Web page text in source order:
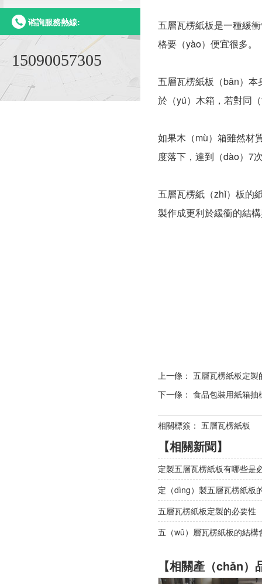
谘詢服務熱線:
15090057305
五層瓦楞紙板是一種緩
格要（yào）便宜很多。
五層瓦楞紙板（bǎn）
於（yú）木箱，若對同
如果木（mù）箱雖然材
度落下，達到（dào）7
五層瓦楞紙（zhǐ）板的
製作成更利於緩衝的結
上一條： 五層瓦楞紙板定製
下一條： 食品包裝用紙箱抽
相關標簽： 五層瓦楞紙板
【相關新聞】
定製五層瓦楞紙板有哪些是
定（dìng）製五層瓦楞紙板
五層瓦楞紙板定製的必要性
五（wǔ）層瓦楞紙板的結構
【相關產（chǎn）